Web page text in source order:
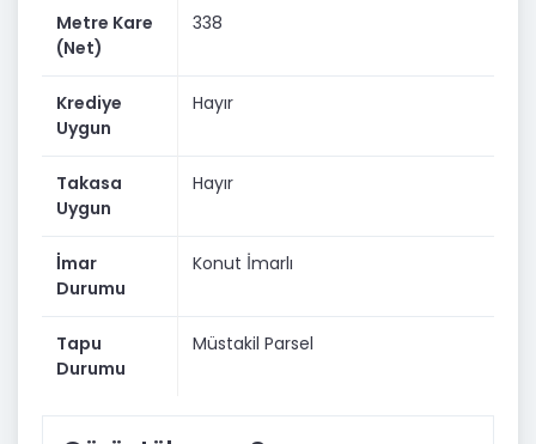
Metre Kare
(Net)
338
Krediye
Uygun
Hayır
Takasa
Uygun
Hayır
İmar
Durumu
Konut İmarlı
Tapu
Durumu
Müstakil Parsel